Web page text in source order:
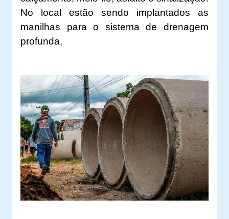
No local estão sendo implantados as
manilhas para o sistema de drenagem
profunda.